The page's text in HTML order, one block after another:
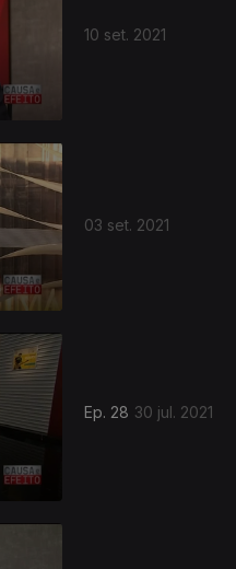
10 set. 2021
03 set. 2021
Ep. 28 30 jul. 2021